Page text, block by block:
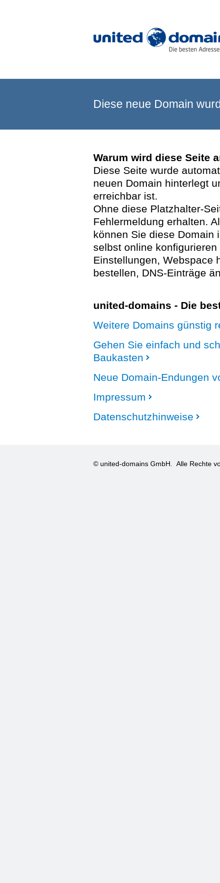
Diese neue Domain
Warum wird diese Seite
Diese Seite wurde
neuen Domain hinterlegt
erreichbar ist.
Ohne diese Platzhalter-
Fehlermeldung erhalten.
können Sie diese Domain
selbst online
Einstellungen, Webspace
bestellen, DNS-Einträge
united-domains - Die
Weitere Domains günstig
Gehen Sie einfach und
Baukasten
Neue Domain-Endungen
Impressum
Datenschutzhinweise
© united-domains GmbH. Alle Rechte